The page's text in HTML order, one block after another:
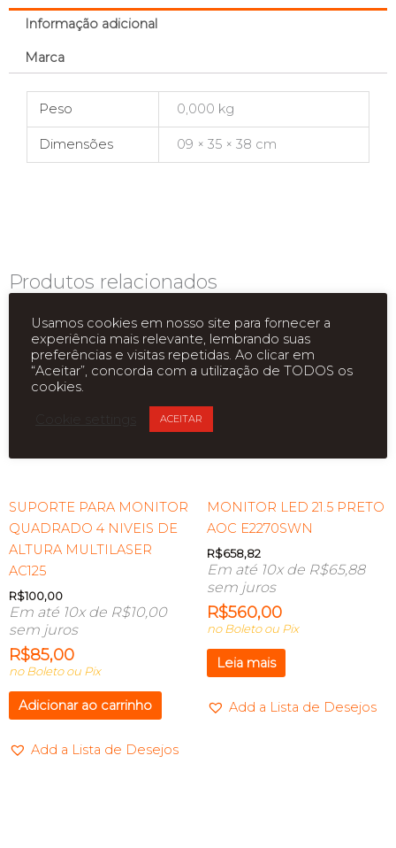
Informação adicional
Marca
Peso 0,000 kg
Dimensões 09 × 35 × 38 cm
Produtos relacionados
SUPORTE PARA MONITOR
QUADRADO 4 NIVEIS DE
ALTURA MULTILASER
AC125
R$100,00
Em até 10x de R$10,00
sem juros
R$85,00
no Boleto ou Pix
Adicionar ao carrinho
Add a Lista de Desejos
MONITOR LED 21.5 PRETO
AOC E2270SWN
R$658,82
Em até 10x de R$65,88
sem juros
R$560,00
no Boleto ou Pix
Leia mais
Add a Lista de Desejos
Usamos cookies em nosso site para fornecer a
experiência mais relevante, lembrando suas
preferências e visitas repetidas. Ao clicar em
“Aceitar”, concorda com a utilização de TODOS os
cookies.
ACEITAR